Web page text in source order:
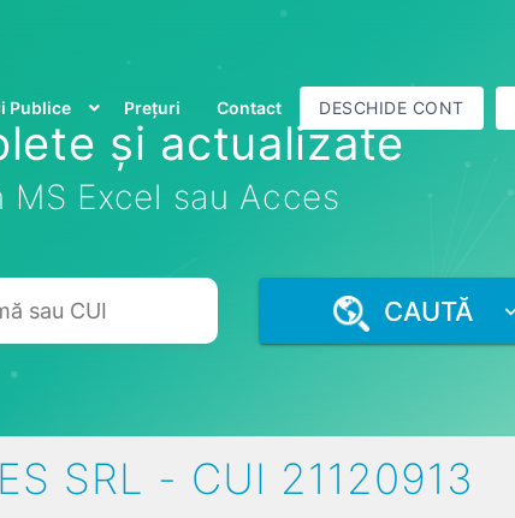
Publice Prețuri Contact DESCHIDE CONT
și actualizate
Excel sau Acces
CAUTĂ
SRL - CUI 21120913